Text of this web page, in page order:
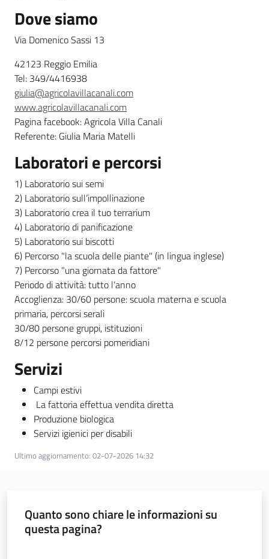
Dove siamo
Via Domenico Sassi 13
42123 Reggio Emilia
Tel: 349/4416938
giulia@agricolavillacanali.com
www.agricolavillacanali.com
Pagina facebook: Agricola Villa Canali
Referente: Giulia Maria Matelli
Laboratori e percorsi
1) Laboratorio sui semi
2) Laboratorio sull’impollinazione
3) Laboratorio crea il tuo terrarium
4) Laboratorio di panificazione
5) Laboratorio sui biscotti
6) Percorso "la scuola delle piante" (in lingua inglese)
7) Percorso "una giornata da fattore"
Periodo di attività: tutto l’anno
Accoglienza: 30/60 persone: scuola materna e scuola
primaria, percorsi serali
30/80 persone gruppi, istituzioni
8/12 persone percorsi pomeridiani
Servizi
Campi estivi
La fattoria effettua vendita diretta
Produzione biologica
Servizi igienici per disabili
Ultimo aggiornamento: 02-07-2026 14:32
Quanto sono chiare le informazioni su
questa pagina?